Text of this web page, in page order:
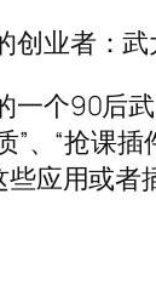
创业者：
个90后
、“抢课插
应用或者